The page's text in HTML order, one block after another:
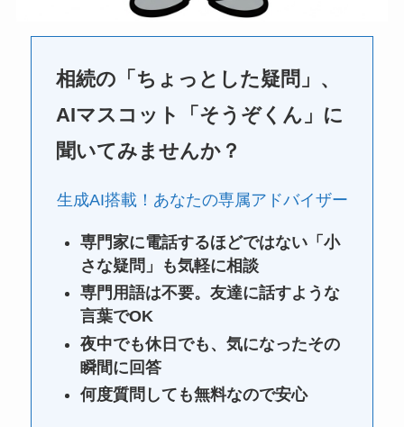
相続の「ちょっとした疑問」、
AIマスコット「そうぞくん」に
聞いてみませんか？
生成AI搭載！あなたの専属アドバイザー
専門家に電話するほどではない「小
さな疑問」も気軽に相談
専門用語は不要。友達に話すような
言葉でOK
夜中でも休日でも、気になったその
瞬間に回答
何度質問しても無料なので安心